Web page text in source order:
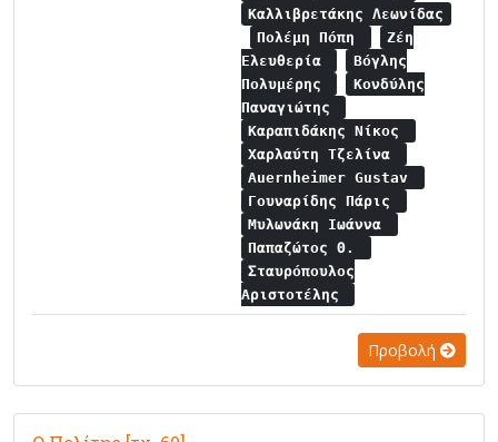
Καλλιβρετάκης Λεωνίδας
Πολέμη Πόπη
Ζέη
Ελευθερία
Βόγλης
Πολυμέρης
Κονδύλης
Παναγιώτης
Καραπιδάκης Νίκος
Χαρλαύτη Τζελίνα
Auernheimer Gustav
Γουναρίδης Πάρις
Μυλωνάκη Ιωάννα
Παπαζώτος Θ.
Σταυρόπουλος
Αριστοτέλης
Προβολή